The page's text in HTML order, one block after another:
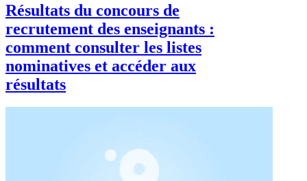
Résultats du concours de
recrutement des enseignants :
comment consulter les listes
nominatives et accéder aux
résultats